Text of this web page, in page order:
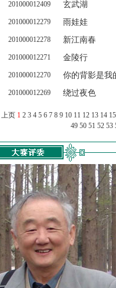
201000012409 玄武湖
201000012279 雨娃娃
201000012278 新江南春
201000012271 金陵行
201000012270 你的背影是我
201000012269 绕过夜色
页 1 2 3 4 5 6 7 8 9 10 11 12 13 14 15
49 50 51 52 53